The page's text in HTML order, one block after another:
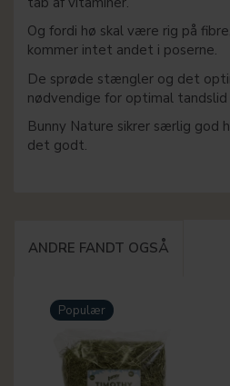
Og fordi hø skal være rig på
kommer intet andet i poserne.
De sprøde stængler og det
nødvendige for optimal
Bunny Nature sikrer særlig god
det godt.
ANDRE FANDT OGSÅ
Populær